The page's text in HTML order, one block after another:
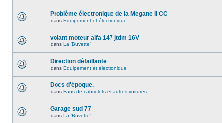
Problème électronique de la Megane II CC
dans Equipement et électronique
volant moteur alfa 147 jtdm 16V
dans La 'Buvette'
Direction défaillante
dans Equipement et électronique
Docs d'époque.
dans Fans de cabriolets et autres voitures
Garage sud 77
dans La 'Buvette'